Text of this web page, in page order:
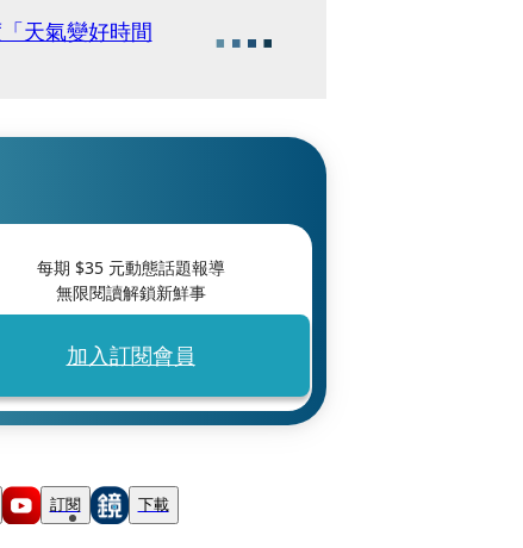
天氣變好時間
每期 $35元動態話題報導
無限閱讀解鎖新鮮事
加入訂閱會員
訂閱 下載